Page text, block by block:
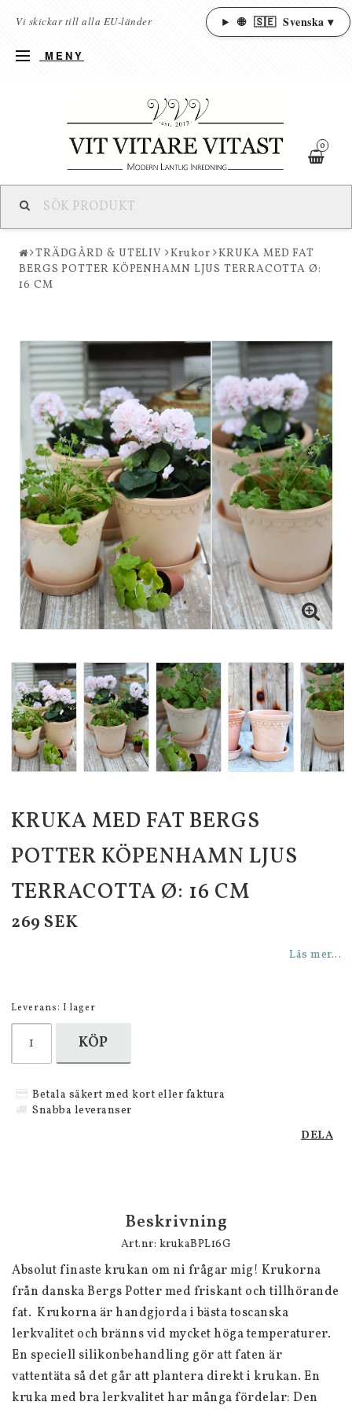
Vi skickar till alla EU-länder 🌐 🇸🇪 Svenska ▾
MENY
0
TRÄDGÅRD & UTELIV Krukor KRUKA MED FAT
BERGS POTTER KÖPENHAMN LJUS TERRACOTTA Ø:
16 CM
KRUKA MED FAT BERGS
POTTER KÖPENHAMN LJUS
TERRACOTTA Ø: 16 CM
269 SEK
Läs mer...
Leverans: I lager
KÖP
Betala säkert med kort eller faktura
Snabba leveranser
DELA
Beskrivning
Art.nr: krukaBPL16G
Absolut finaste krukan om ni frågar mig! Krukorna
från danska Bergs Potter med friskant och tillhörande
fat.  Krukorna är handgjorda i bästa toscanska
lerkvalitet och bränns vid mycket höga temperaturer.
En speciell silikonbehandling gör att faten är
vattentäta så det går att plantera direkt i krukan. En
kruka med bra lerkvalitet har många fördelar: Den